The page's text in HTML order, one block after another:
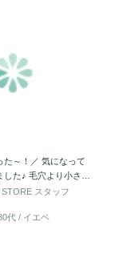
た～！／ 気になって
り小さい
「炭… スタッフ
代 / イエベ